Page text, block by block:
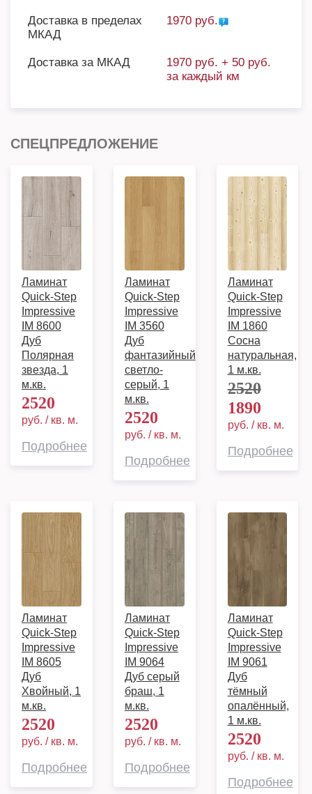
Доставка в пределах
МКАД
1970 руб.
Доставка за МКАД
1970 руб. + 50 руб.
за каждый км
СПЕЦПРЕДЛОЖЕНИЕ
Ламинат
Quick-Step
Impressive
IM 8600
Дуб
Полярная
звезда, 1
м.кв.
2520
руб. / кв. м.
Подробнее
Ламинат
Quick-Step
Impressive
IM 3560
Дуб
фантазийный
светло-
серый, 1
м.кв.
2520
руб. / кв. м.
Подробнее
Ламинат
Quick-Step
Impressive
IM 1860
Сосна
натуральная,
1 м.кв.
2520
1890
руб. / кв. м.
Подробнее
Ламинат
Quick-Step
Impressive
IM 8605
Дуб
Хвойный, 1
м.кв.
2520
руб. / кв. м.
Подробнее
Ламинат
Quick-Step
Impressive
IM 9064
Дуб серый
браш, 1
м.кв.
2520
руб. / кв. м.
Подробнее
Ламинат
Quick-Step
Impressive
IM 9061
Дуб
тёмный
опалённый,
1 м.кв.
2520
руб. / кв. м.
Подробнее